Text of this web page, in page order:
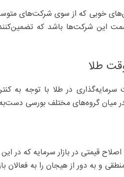
خوبی که از سوی شرکت‌های
این شرکت‌ها باشد که تضمین‌کننده
طلا
در طلا با توجه به
میان گروه‌های مختلف بورسی
قیمتی در بازار سرمایه که در
و به دور از هیجان را به فعالان